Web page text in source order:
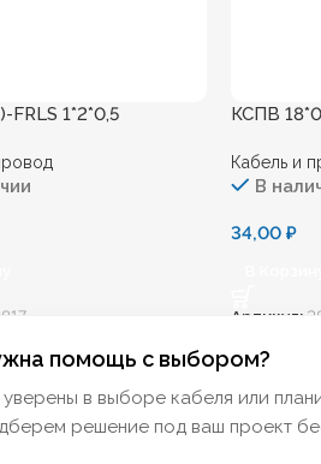
FRLS 1*2*0,5 КСПВ
Кабель и
В
34,00 ₽
Артикул:
помощь с выбором?
уверены в выборе кабеля или
решение под ваш проект